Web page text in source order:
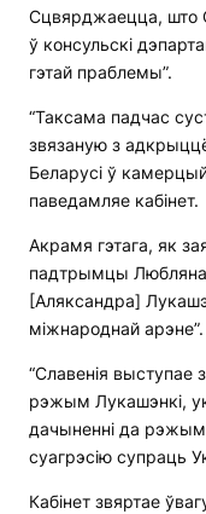
Сцвярджаецца, што
ў консульскі
гэтай праблемы”.
“Таксама падчас
звязаную з
Беларусі ў
паведамляе кабінет.
Акрамя гэтага, як
падтрымцы
[Аляксандра]
міжнароднай арэне”.
“Славенія выступае
рэжым Лукашэнкі,
дачыненні да
суагрэсію супраць
Кабінет звяртае